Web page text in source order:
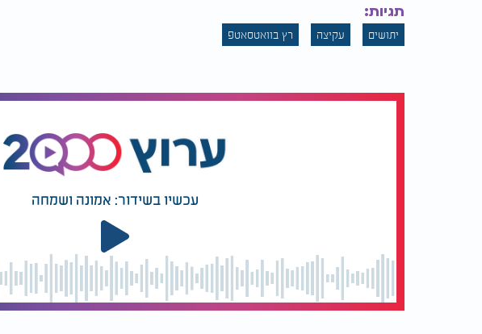
תגיות:
יתושים עקיצה רץ בוואטסאטפ
עכשיו בשידור: אמונה ושמחה